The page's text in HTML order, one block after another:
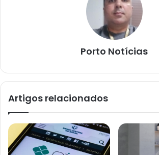
Porto Notícias
Artigos relacionados